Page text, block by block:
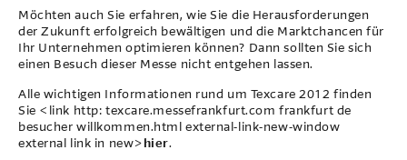
Möchten auch Sie erfahren, wie Sie die Herausforderungen
der Zukunft erfolgreich bewältigen und die Marktchancen für
Ihr Unternehmen optimieren können? Dann sollten Sie sich
einen Besuch dieser Messe nicht entgehen lassen.
Alle wichtigen Informationen rund um Texcare 2012 finden
Sie <link http: texcare.messefrankfurt.com frankfurt de
besucher willkommen.html external-link-new-window
external link in new> hier.